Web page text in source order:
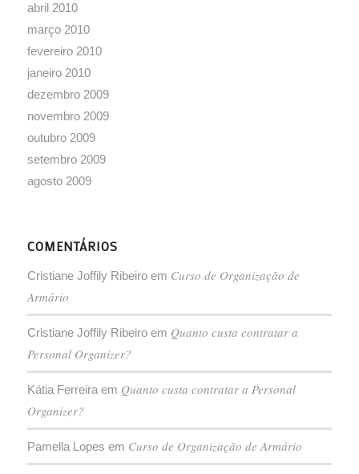
abril 2010
março 2010
fevereiro 2010
janeiro 2010
dezembro 2009
novembro 2009
outubro 2009
setembro 2009
agosto 2009
COMENTÁRIOS
Cristiane Joffily Ribeiroem Curso de Organização de
Armário
Cristiane Joffily Ribeiroem Quanto custa contratar a
Personal Organizer?
Kátia Ferreiraem Quanto custa contratar a Personal
Organizer?
Pamella Lopes em Curso de Organização de Armário